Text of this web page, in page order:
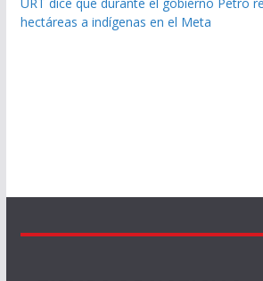
hectáreas a indígenas en el Meta